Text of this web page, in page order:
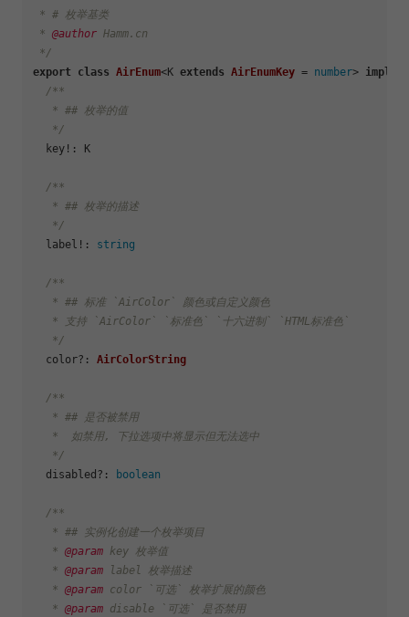
* # 枚举基类
* @author Hamm.cn
*/
export
class AirEnum<K extends AirEnumKey = number>
/**
   * ## 枚举的值
   */
  key!: K
/**
   * ## 枚举的描述
   */
  label!:
string
/**
   * ## 标准 `AirColor` 颜色或自定义颜色
   * 支持 `AirColor` `标准色` `十六进制` `HTML标准色`
   */
  color?:
AirColorString
/**
   * ## 是否被禁用
   *  如禁用, 下拉选项中将显示但无法选中
   */
  disabled?:
boolean
/**
   * ## 实例化创建一个枚举项目
   *
@param key 枚举值
   *
@param label 枚举描述
   *
@param color `可选` 枚举扩展的颜色
   *
@param disable `可选` 是否禁用